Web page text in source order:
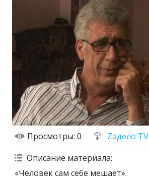
Просмотры: 0
Zадело TV
Описание материала:
«Человек сам себе мешает».